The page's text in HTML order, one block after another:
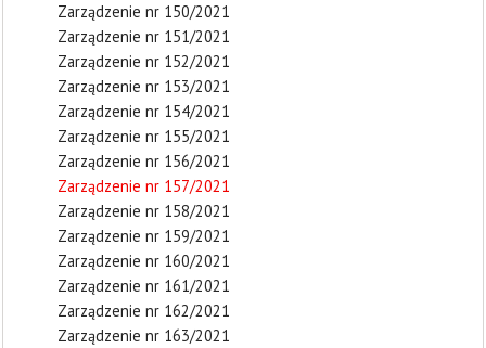
Zarządzenie nr 150/2021
Zarządzenie nr 151/2021
Zarządzenie nr 152/2021
Zarządzenie nr 153/2021
Zarządzenie nr 154/2021
Zarządzenie nr 155/2021
Zarządzenie nr 156/2021
Zarządzenie nr 157/2021
Zarządzenie nr 158/2021
Zarządzenie nr 159/2021
Zarządzenie nr 160/2021
Zarządzenie nr 161/2021
Zarządzenie nr 162/2021
Zarządzenie nr 163/2021